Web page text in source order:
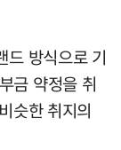
드 방식으로 기
금 약정을 취
슷한 취지의